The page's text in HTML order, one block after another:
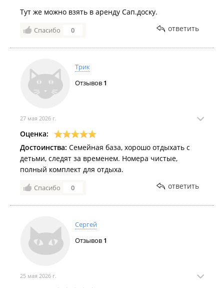
Тут же можно взять в аренду Сап.доску.
Спасибо 0 ответить
Трик
Отзывов 1
27 мая 2026 г.
Оценка:
Достоинства: Семейная база, хорошо отдыхать с
детьми, следят за временем. Номера чистые,
полный комплект для отдыха.
Спасибо 0 ответить
Сергей
Отзывов 1
25 мая 2026 г.